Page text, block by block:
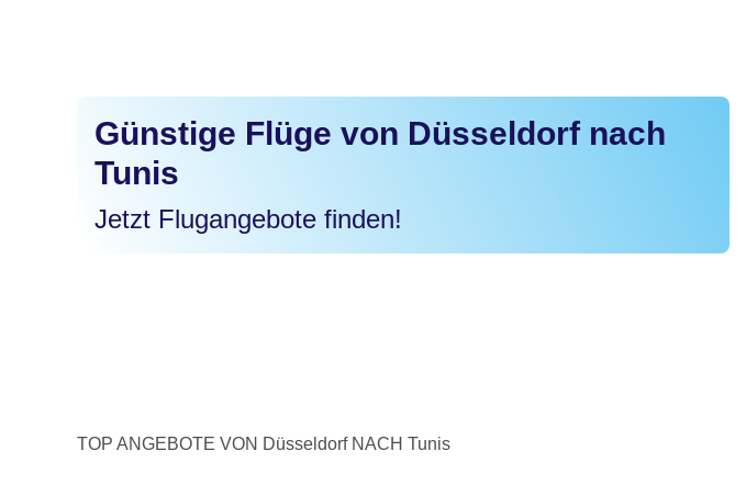
Günstige Flüge von Düsseldorf nach
Tunis
Jetzt Flugangebote finden!
TOP ANGEBOTE VON Düsseldorf NACH Tunis